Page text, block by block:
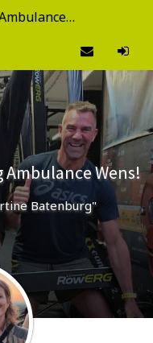
Stichting Ambulance Wens
Wens!
Batenburg"